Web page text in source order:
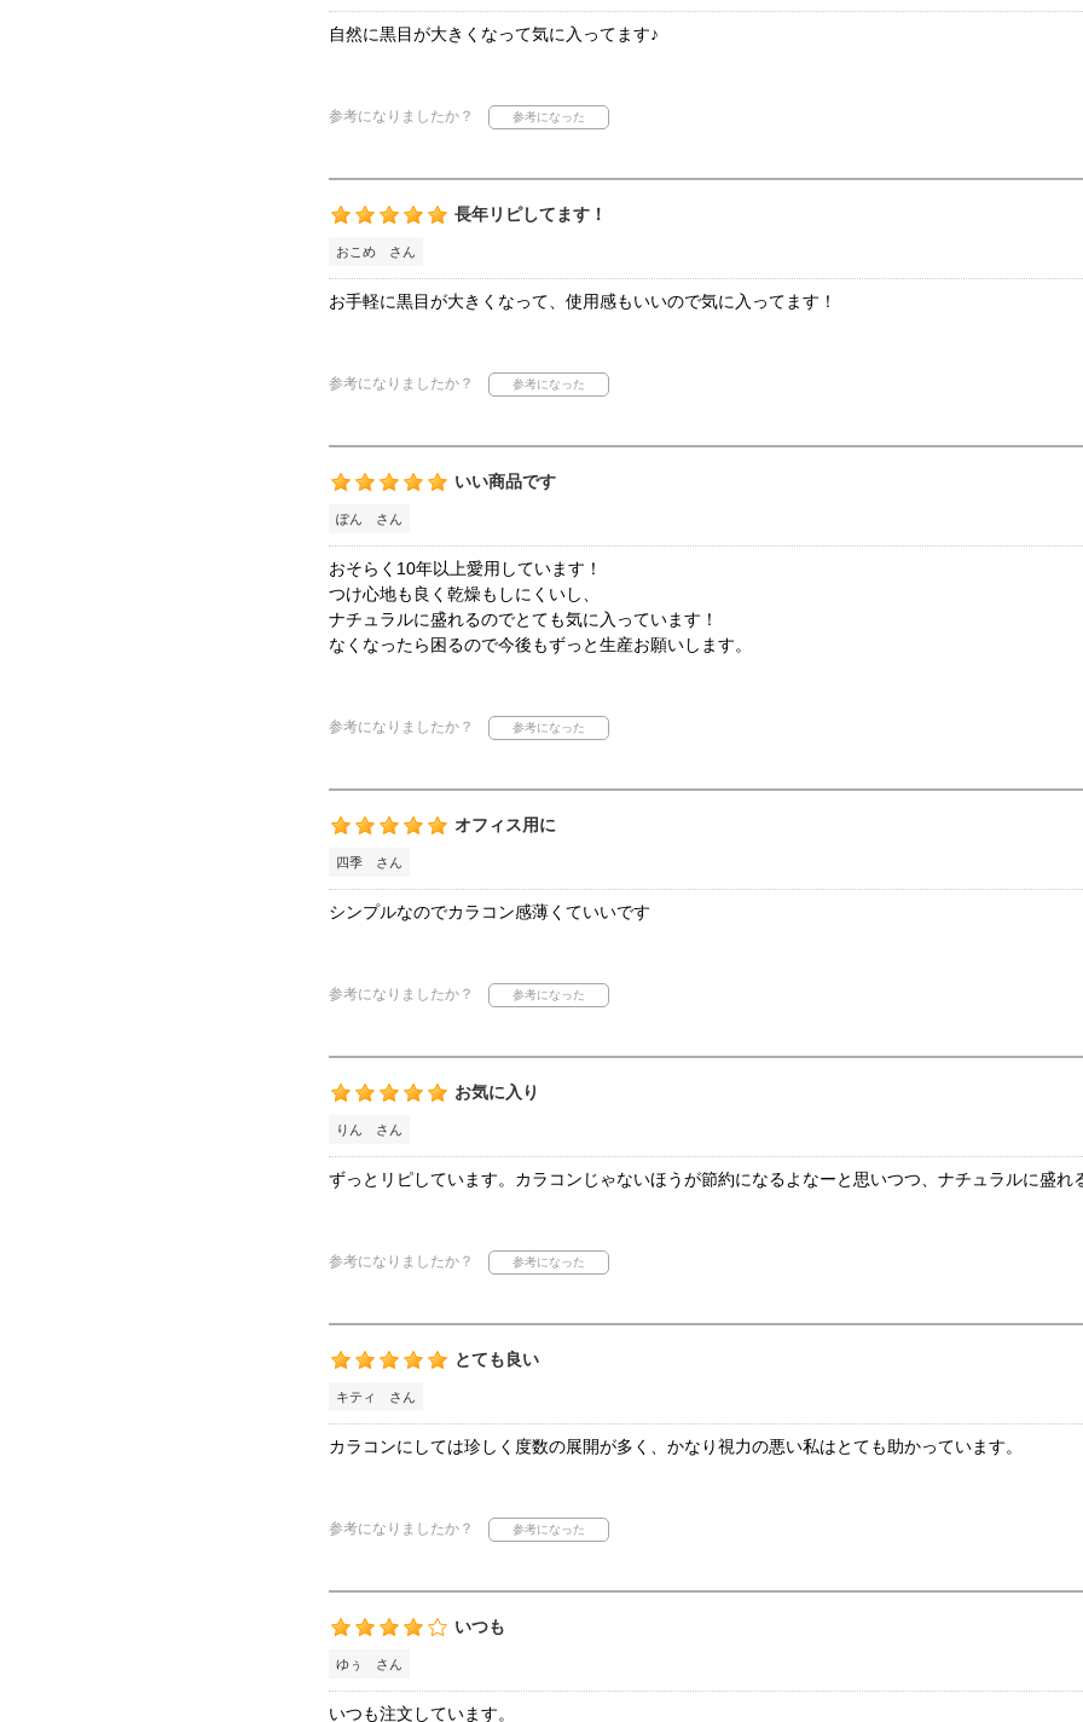
自然に黒目が大きくなって気に入ってます♪
参考になりましたか？
長年リピしてます！
おこめ さん
お手軽に黒目が大きくなって、使用感もいいので気に入ってます！
参考になりましたか？
いい商品です
ぽん さん
おそらく10年以上愛用しています！
つけ心地も良く乾燥もしにくいし、
ナチュラルに盛れるのでとても気に入っています！
なくなったら困るので今後もずっと生産お願いします。
参考になりましたか？
オフィス用に
四季 さん
シンプルなのでカラコン感薄くていいです
参考になりましたか？
お気に入り
りん さん
ずっとリピしています。カラコンじゃないほうが節約になるよなーと思いつつ、ナチュラルに盛れ
参考になりましたか？
とても良い
キティ さん
カラコンにしては珍しく度数の展開が多く、かなり視力の悪い私はとても助かっています。
参考になりましたか？
いつも
ゆぅ さん
いつも注文しています。